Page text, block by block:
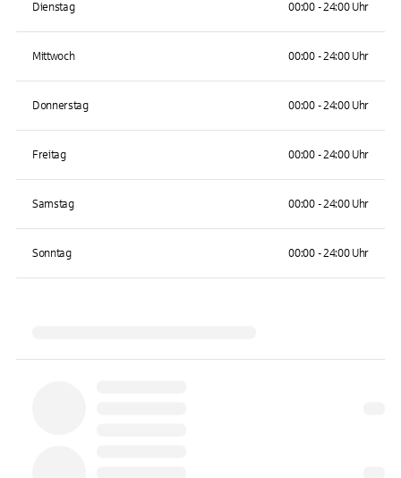
Dienstag 00:00 - 24:00 Uhr
Mittwoch 00:00 - 24:00 Uhr
Donnerstag 00:00 - 24:00 Uhr
Freitag 00:00 - 24:00 Uhr
Samstag 00:00 - 24:00 Uhr
Sonntag 00:00 - 24:00 Uhr